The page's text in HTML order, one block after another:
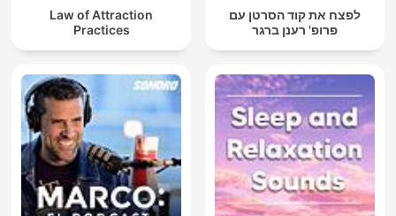
Law of Attraction
Practices
לפצח את קוד הסרטן עם
פרופ' רענן ברגר